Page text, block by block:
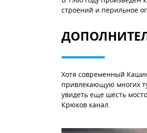
строений и перильное
Хотя современный
привлекающую многих
увидеть еще шесть
Крюков канал.